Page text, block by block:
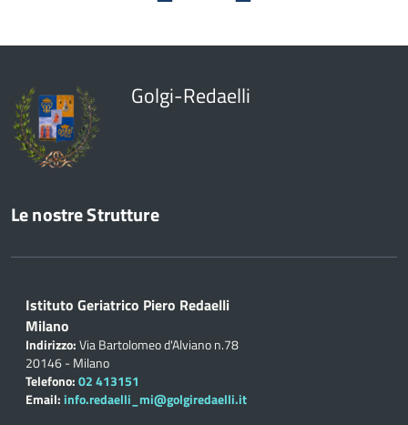
Golgi-Redaelli
Le nostre Strutture
Istituto Geriatrico Piero Redaelli
Milano
Indirizzo:Via Bartolomeo d'Alviano n.78
20146 - Milano
Telefono:02 413151
Email: info.redaelli_mi@golgiredaelli.it